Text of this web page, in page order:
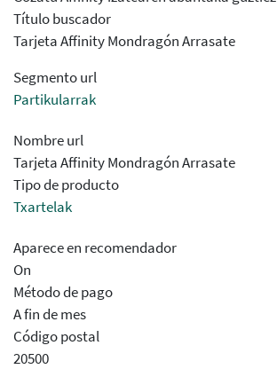
Título buscador
Tarjeta Affinity Mondragón Arrasate
Segmento url
Partikularrak
Nombre url
Tarjeta Affinity Mondragón Arrasate
Tipo de producto
Txartelak
Aparece en recomendador
On
Método de pago
A fin de mes
Código postal
20500